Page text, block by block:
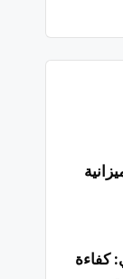
كفاءة